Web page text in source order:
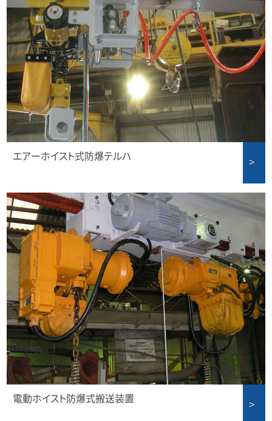
エアーホイスト式防爆テルハ
電動ホイスト防爆式搬送装置